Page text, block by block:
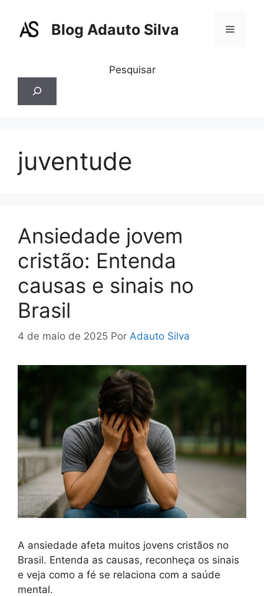
Blog Adauto Silva Menu
Pesquisar
juventude
Ansiedade jovem
cristão: Entenda
causas e sinais no
Brasil
4 de maio de 2025 Por Adauto Silva
A ansiedade afeta muitos jovens cristãos no
Brasil. Entenda as causas, reconheça os sinais
e veja como a fé se relaciona com a saúde
mental.